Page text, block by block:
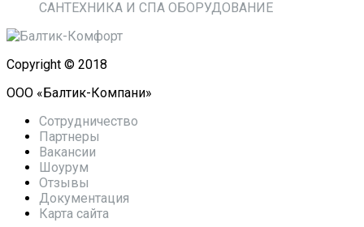
САНТЕХНИКА И СПА ОБОРУДОВАНИЕ
Copyright © 2018
ООО «Балтик-Компани»
Сотрудничество
Партнеры
Вакансии
Шоурум
Отзывы
Документация
Карта сайта